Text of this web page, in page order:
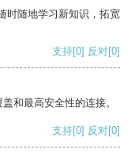
时随地学习新知识，拓宽
支持[0] 反对[0]
和最高安全性的连接。
支持[0] 反对[0]